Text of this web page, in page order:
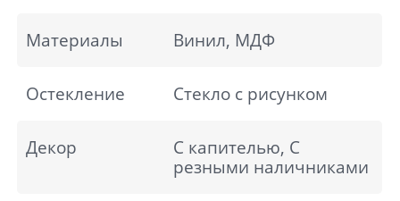
Материалы Винил, МДФ
Остекление Стекло с рисунком
Декор
С капителью, С
резными наличниками